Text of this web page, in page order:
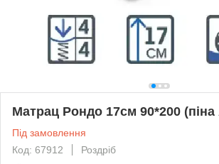
Матрац Рондо 17см 90*200 (піна
Під замовлення
Код: 67912
Роздріб